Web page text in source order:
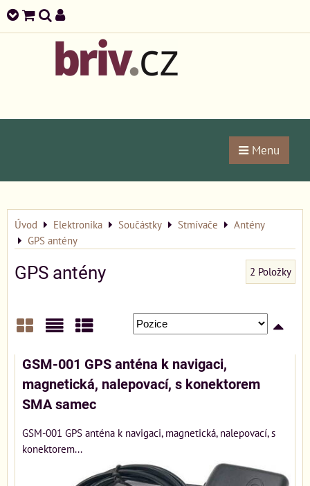
Menu
Úvod Elektronika Součástky Stmívače
Antény
GPS antény
GPS antény 2 Položky
Mřížka
GSM-001 GPS anténa k navigaci,
magnetická, nalepovací, s konektorem
SMA samec
GSM-001 GPS anténa k navigaci, magnetická, nalepovací, s
konektorem...